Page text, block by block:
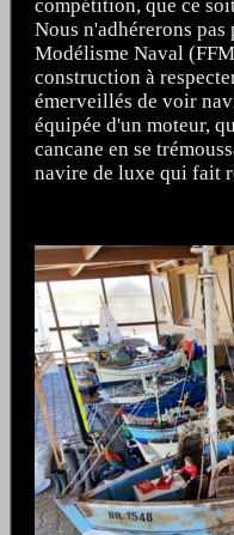
compétition, que ce
Nous n'adhérerons pas
Modélisme Naval
construction à
émerveillés de voir
équipée d'un moteur,
cancane en se
navire de luxe qui fait